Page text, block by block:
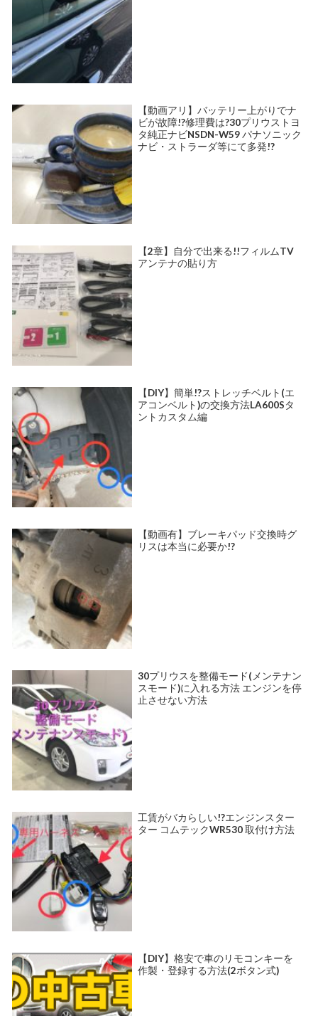
【動画アリ】バッテリー上がりでナ
ビが故障!?修理費は?30プリウストヨ
タ純正ナビNSDN-W59 パナソニック
ナビ・ストラーダ等にて多発!?
【2章】自分で出来る!!フィルムTV
アンテナの貼り方
【DIY】簡単!?ストレッチベルト(エ
アコンベルト)の交換方法LA600Sタ
ントカスタム編
【動画有】ブレーキパッド交換時グ
リスは本当に必要か!?
30プリウスを整備モード(メンテナン
スモード)に入れる方法 エンジンを停
止させない方法
工賃がバカらしい!?エンジンスター
ター コムテックWR530 取付け方法
【DIY】格安で車のリモコンキーを
作製・登録する方法(2ボタン式)